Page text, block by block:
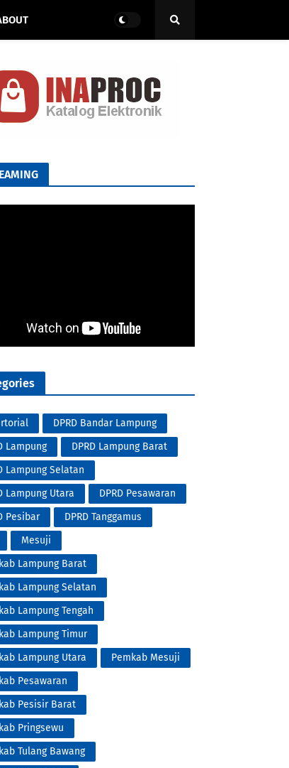
DPRD Bandar Lampung
Lampung
DPRD Lampung Barat
Lampung Selatan
Lampung Utara
DPRD Pesawaran
Pesibar
DPRD Tanggamus
Mesuji
Lampung Barat
Lampung Selatan
Lampung Tengah
Lampung Timur
Lampung Utara
Pemkab Mesuji
Pesawaran
Pesisir Barat
Pringsewu
Tulang Bawang